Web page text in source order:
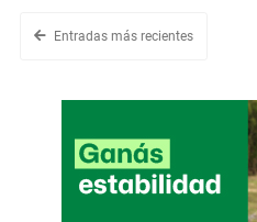
Entradas más recientes